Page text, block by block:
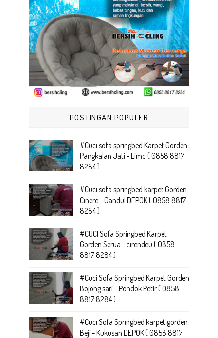
POSTINGAN POPULER
#Cuci sofa springbed Karpet Gorden
Pangkalan Jati - Limo ( 0858 8817
8284 )
#Cuci sofa springbed karpet Gorden
Cinere - Gandul DEPOK ( 0858 8817
8284 )
#CUCI Sofa Springbed Karpet
Gorden Serua - cirendeu ( 0858
8817 8284 )
#Cuci Sofa Springbed Karpet Gorden
Bojong sari - Pondok Petir ( 0858
8817 8284 )
#Cuci Sofa Springbed karpet gorden
Beji - Kukusan DEPOK ( 0858 8817